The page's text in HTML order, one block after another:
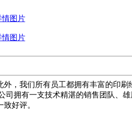
，我们所有员工都拥有丰富的印刷
拥有一支技术精湛的销售团队、雄
好评。